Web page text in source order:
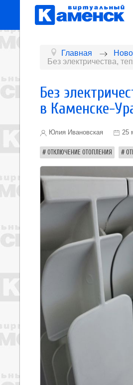
Главная
Без электричества,
Без
в Каменске-
Юлия Ивановская 25
ОТКЛЮЧЕНИЕ ОТОПЛЕНИЯ